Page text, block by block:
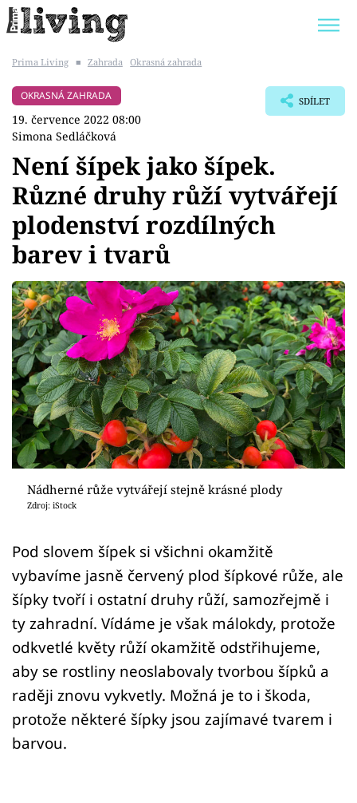
BYDLENÍ SLAVNÝCH
Témata
Bydlení
Zahrada
Design
Sledujte prima+
Přihlášení
Sledujte nás
Prima Living ■ Zahrada Okrasná zahrada
OKRASNÁ ZAHRADA
19. července 2022 08:00
Simona Sedláčková
SDÍLET
Není šípek jako šípek.
Různé druhy růží vytvářejí
plodenství rozdílných
barev i tvarů
Nádherné růže vytvářejí stejně krásné plody
Zdroj: iStock
Pod slovem šípek si všichni okamžitě
vybavíme jasně červený plod šípkové růže, ale
šípky tvoří i ostatní druhy růží, samozřejmě i
ty zahradní. Vídáme je však málokdy, protože
odkvetlé květy růží okamžitě odstřihujeme,
aby se rostliny neoslabovaly tvorbou šípků a
raději znovu vykvetly. Možná je to i škoda,
protože některé šípky jsou zajímavé tvarem i
barvou.